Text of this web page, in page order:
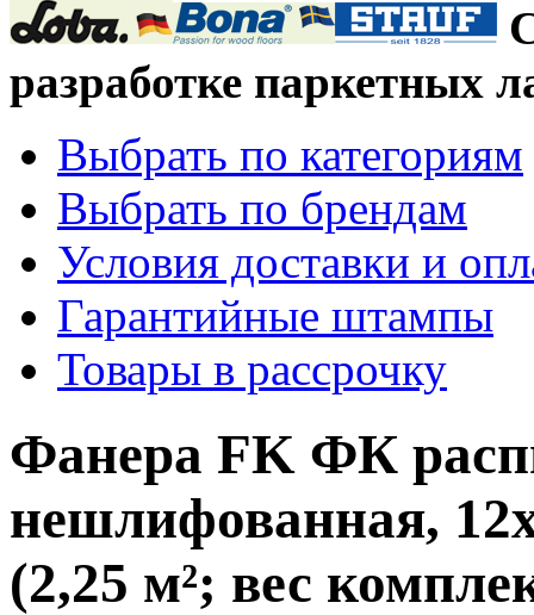
разработке паркетных
Выбрать по категориям
Выбрать по брендам
Условия доставки и
Гарантийные штампы
Товары в рассрочку
Фанера FK ФК
нешлифованная,
(2,25 м²; вес